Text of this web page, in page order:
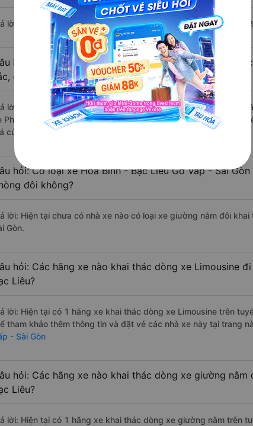
lời: Chuyến xe có giờ xuất phát trễ (muộn) nhất là vào lúc
hỏi: Review xe đi Gò Vấp - Sài Gòn từ Hoà Bình -
cao cấp nhất?
lời: Những hãng xe đi Hoà Bình - Bạc Liêu Gò Vấp - Sài Gòn
Phương Trang đi Gò Vấp - Sài Gòn từ Hoà Bình - Bạc Liêu với
của khách hàng).
hỏi: Có loại xe Hoà Bình - Bạc Liêu Gò Vấp - Sài
đôi không?
lời: Hiện tại chưa có nhà xe nào có loại xe giường nằm đôi
Gòn.
hỏi: Các hãng xe nào khai thác dòng xe Limousine
Liêu?
lời: Hiện tại có 1 hãng xe khai thác dòng xe Limousine trên
tham khảo thêm thông tin và đặt vé các nhà xe này tại trang
- Sài Gòn
hỏi: Các hãng xe nào khai thác dòng xe giường
Liêu?
lời: Hiện tại có 1 hãng xe khai thác dòng xe giường nằm trên